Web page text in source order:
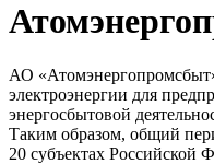
АО
электроэнергии для
энергосбытовой
Таким образом, общий
20 субъектах Российской